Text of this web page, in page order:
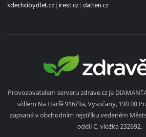
kdechcibydlet.cz | irest.cz | dalten.cz
Provozovatelem serveru zdrave.cz je
sídlem Na Harfě 916/9a, Vysočany, 190 00
zapsaná v obchodním rejstříku vedeném
oddíl C, vložka 232692.